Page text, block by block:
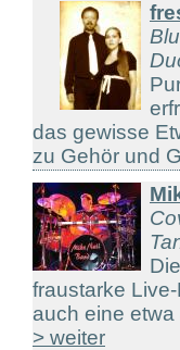
das gewisse
zu Gehör und
fraustarke
auch eine
> weiter